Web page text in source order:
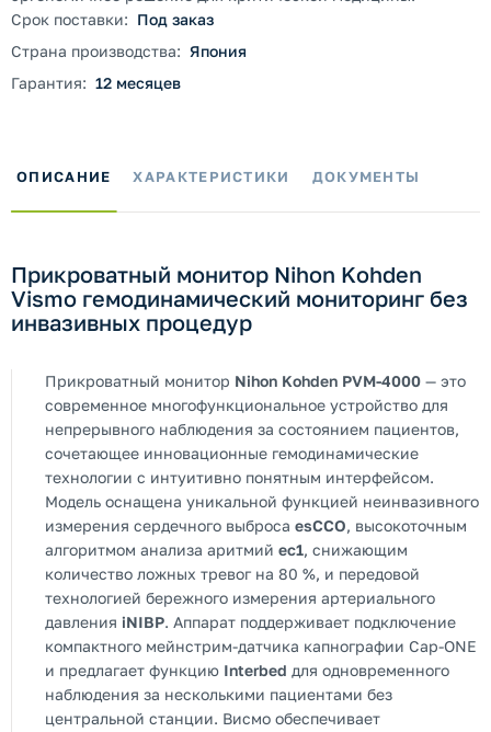
Срок поставки: Под заказ
Страна производства: Япония
Гарантия: 12 месяцев
ОПИСАНИЕ ХАРАКТЕРИСТИКИ ДОКУМЕНТЫ
Прикроватный монитор Nihon Kohden
Vismo гемодинамический мониторинг без
инвазивных процедур
Прикроватный монитор Nihon Kohden PVM-4000 — это
современное многофункциональное устройство для
непрерывного наблюдения за состоянием пациентов,
сочетающее инновационные гемодинамические
технологии с интуитивно понятным интерфейсом.
Модель оснащена уникальной функцией неинвазивного
измерения сердечного выброса esCCO, высокоточным
алгоритмом анализа аритмий ec1, снижающим
количество ложных тревог на 80 %, и передовой
технологией бережного измерения артериального
давления iNIBP. Аппарат поддерживает подключение
компактного мейнстрим-датчика капнографии Cap-ONE
и предлагает функцию Interbed для одновременного
наблюдения за несколькими пациентами без
центральной станции. Висмо обеспечивает